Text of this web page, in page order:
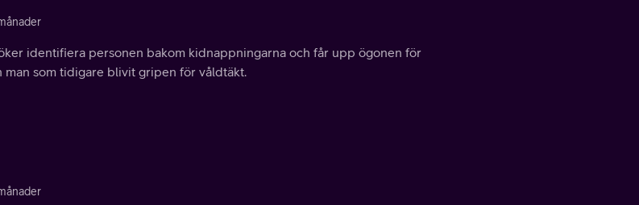
identifiera personen bakom kidnappningarna och får upp ögonen för
man som tidigare blivit gripen för våldtäkt.